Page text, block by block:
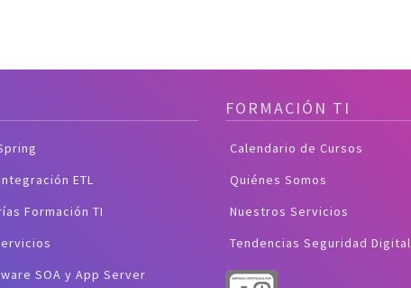
ETL
Formación TI
SOA y App Server
FORMACIÓN TI
Calendario de Cursos
Quiénes Somos
Nuestros Servicios
Tendencias Seguridad Digital